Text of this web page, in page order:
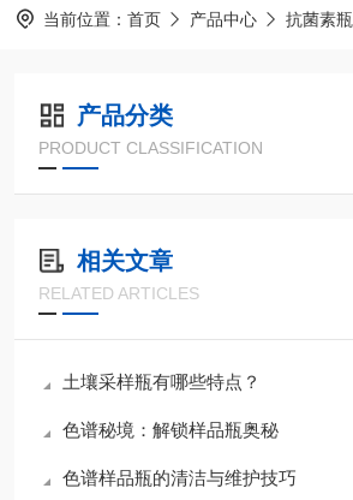
当前位置： 首页 产品中心 抗菌素瓶
产品分类
PRODUCT CLASSIFICATION
相关文章
RELATED ARTICLES
土壤采样瓶有哪些特点？
色谱秘境：解锁样品瓶奥秘
色谱样品瓶的清洁与维护技巧